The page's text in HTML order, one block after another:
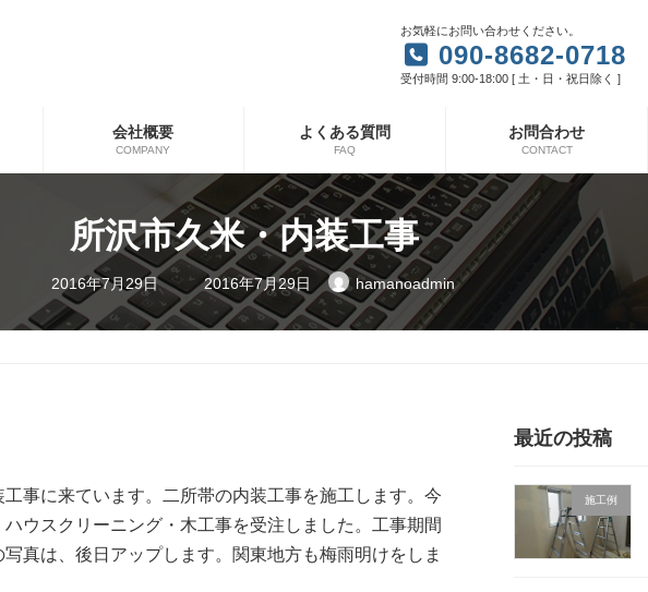
お気軽にお問い合わせください。
090-8682-0718
受付時間 9:00-18:00 [ 土・日・祝日除く ]
会社概要
COMPANY
よくある質問
FAQ
お問合わせ
CONTACT
所沢市久米・内装工事
2016年7月29日
最
終
新
日
2016年7月29日 hamanoadmin
事に来ています。二所帯の内装工事を施工します。今
ウスクリーニング・木工事を受注しました。工事期間
真は、後日アップします。関東地方も梅雨明けをしま
最近の投稿
施工例